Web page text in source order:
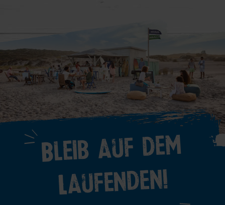
Bleib auf dem
Laufenden!